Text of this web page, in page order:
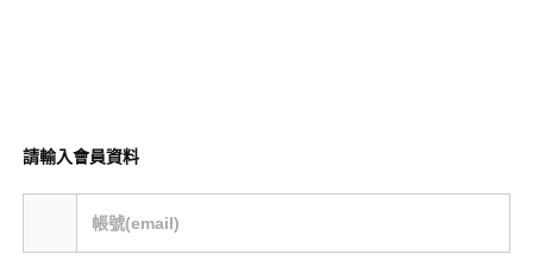
請輸入會員資料
帳號(email)